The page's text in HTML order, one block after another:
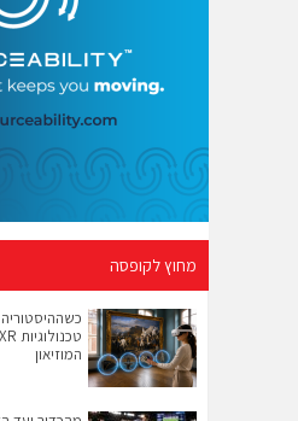
מחוץ לקופסה
המוזיאון